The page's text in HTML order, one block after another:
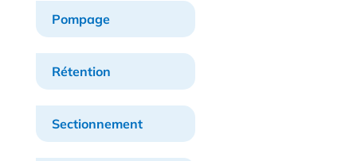
Pompage
Rétention
Sectionnement